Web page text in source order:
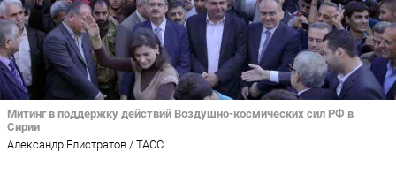
Митинг в поддержку действий Воздушно-космических сил РФ в
Сирии
Александр Елистратов / ТАСС